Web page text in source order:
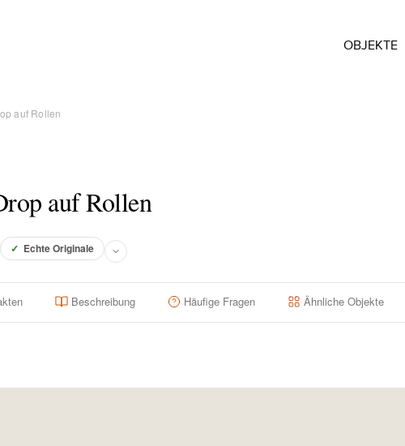
OBJEKTE
auf Rollen
auf Rollen
✓ Echte Originale
Beschreibung Häufige Fragen Ähnliche Objekte